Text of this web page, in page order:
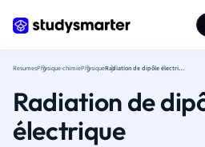
ResumesPhysique-chimiePhysique Radiation de dipôle électrique
Radiation de
électrique